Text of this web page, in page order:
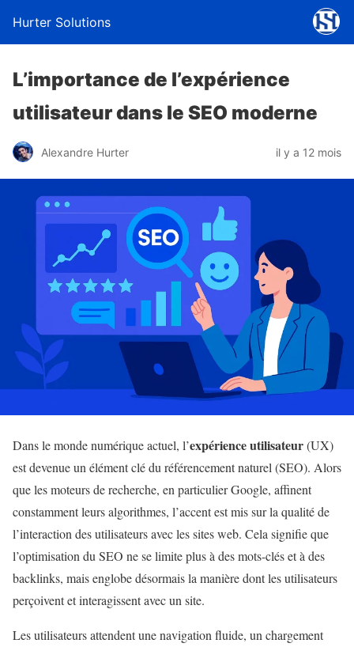
Hurter Solutions
L’importance de l’expérience
utilisateur dans le SEO moderne
Alexandre Hurter il y a 12 mois
Dans le monde numérique actuel, l’expérience utilisateur(UX)
est devenue un élément clé du référencement naturel (SEO). Alors
que les moteurs de recherche, en particulier Google, affinent
constamment leurs algorithmes, l’accent est mis sur la qualité de
l’interaction des utilisateurs avec les sites web. Cela signifie que
l’optimisation du SEO ne se limite plus à des mots-clés et à des
backlinks, mais englobe désormais la manière dont les utilisateurs
perçoivent et interagissent avec un site.
Les utilisateurs attendent une navigation fluide, un chargement